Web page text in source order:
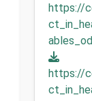
https://
https://